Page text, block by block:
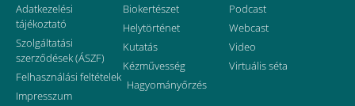
Adatkezelési
tájékoztató
Szolgáltatási
szerződések (ÁSZF)
Felhasználási feltételek
Impresszum
Biokertészet
Helytörténet
Kutatás
Kézművesség
Hagyományőrzés
Podcast
Webcast
Video
Virtuális séta